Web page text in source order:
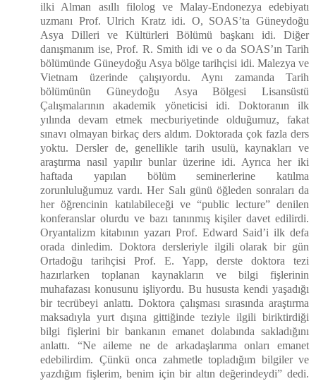
ilki Alman asıllı filolog ve Malay-Endonezya edebiyatı
uzmanı Prof. Ulrich Kratz idi. O, SOAS’ta Güneydoğu
Asya Dilleri ve Kültürleri Bölümü başkanı idi. Diğer
danışmanım ise, Prof. R. Smith idi ve o da SOAS’ın Tarih
bölümünde Güneydoğu Asya bölge tarihçisi idi. Malezya ve
Vietnam üzerinde çalışıyordu. Aynı zamanda Tarih
bölümünün Güneydoğu Asya Bölgesi Lisansüstü
Çalışmalarının akademik yöneticisi idi. Doktoranın ilk
yılında devam etmek mecburiyetinde olduğumuz, fakat
sınavı olmayan birkaç ders aldım. Doktorada çok fazla ders
yoktu. Dersler de, genellikle tarih usulü, kaynakları ve
araştırma nasıl yapılır bunlar üzerine idi. Ayrıca her iki
haftada yapılan bölüm seminerlerine katılma
zorunluluğumuz vardı. Her Salı günü öğleden sonraları da
her öğrencinin katılabileceği ve “public lecture” denilen
konferanslar olurdu ve bazı tanınmış kişiler davet edilirdi.
Oryantalizm kitabının yazarı Prof. Edward Said’i ilk defa
orada dinledim. Doktora dersleriyle ilgili olarak bir gün
Ortadoğu tarihçisi Prof. E. Yapp, derste doktora tezi
hazırlarken toplanan kaynakların ve bilgi fişlerinin
muhafazası konusunu işliyordu. Bu hususta kendi yaşadığı
bir tecrübeyi anlattı. Doktora çalışması sırasında araştırma
maksadıyla yurt dışına gittiğinde teziyle ilgili biriktirdiği
bilgi fişlerini bir bankanın emanet dolabında sakladığını
anlattı. “Ne aileme ne de arkadaşlarıma onları emanet
edebilirdim. Çünkü onca zahmetle topladığım bilgiler ve
yazdığım fişlerim, benim için bir altın değerindeydi” dedi.